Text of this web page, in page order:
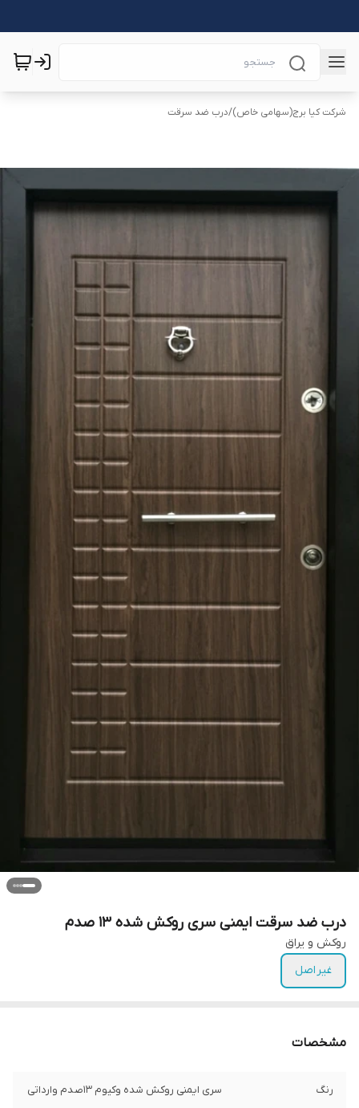
شرکت کیا برج(سهامی خاص)/درب ضد سرقت
درب ضد سرقت ایمنی سری روکش شده ۱۳ صدم
روکش و یراق
غیر اصل
مشخصات
رنگ سری ایمنی روکش شده وکیوم ۱۳صدم وارداتی